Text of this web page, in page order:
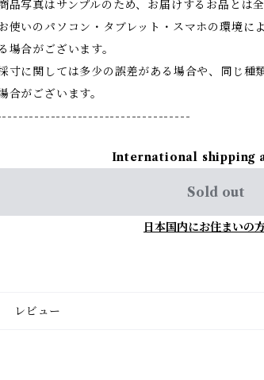
品写真はサンプルのため、お届けするお品とは
使いのパソコン・タブレット・スマホの環境に
場合がございます。
寸に関しては多少の誤差がある場合や、同じ種
合がございます。
International shipping
Sold out
日本国内にお住まいの
レビュー